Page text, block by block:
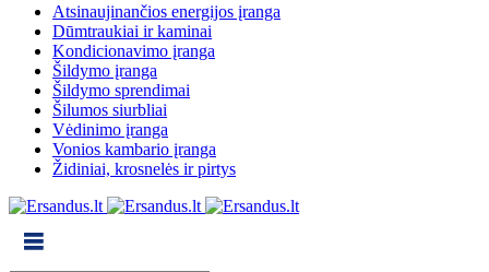
Atsinaujinančios energijos įranga
Dūmtraukiai ir kaminai
Kondicionavimo įranga
Šildymo įranga
Šildymo sprendimai
Šilumos siurbliai
Vėdinimo įranga
Vonios kambario įranga
Židiniai, krosnelės ir pirtys